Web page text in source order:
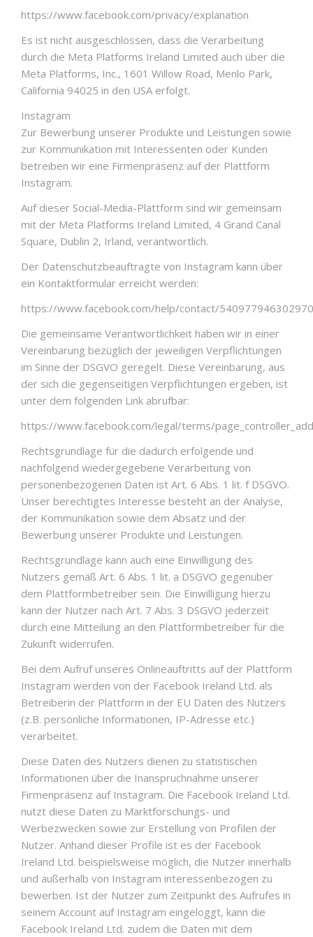
https://www.facebook.com/privacy/explanation
Es ist nicht ausgeschlossen, dass die Verarbeitung
durch die Meta Platforms Ireland Limited auch über die
Meta Platforms, Inc., 1601 Willow Road, Menlo Park,
California 94025 in den USA erfolgt.
Instagram
Zur Bewerbung unserer Produkte und Leistungen sowie
zur Kommunikation mit Interessenten oder Kunden
betreiben wir eine Firmenpräsenz auf der Plattform
Instagram.
Auf dieser Social-Media-Plattform sind wir gemeinsam
mit der Meta Platforms Ireland Limited, 4 Grand Canal
Square, Dublin 2, Irland, verantwortlich.
Der Datenschutzbeauftragte von Instagram kann über
ein Kontaktformular erreicht werden:
https://www.facebook.com/help/contact/540977946302970
Die gemeinsame Verantwortlichkeit haben wir in einer
Vereinbarung bezüglich der jeweiligen Verpflichtungen
im Sinne der DSGVO geregelt. Diese Vereinbarung, aus
der sich die gegenseitigen Verpflichtungen ergeben, ist
unter dem folgenden Link abrufbar:
https://www.facebook.com/legal/terms/
Rechtsgrundlage für die dadurch erfolgende und
nachfolgend wiedergegebene Verarbeitung von
personenbezogenen Daten ist Art. 6 Abs. 1 lit. f DSGVO.
Unser berechtigtes Interesse besteht an der Analyse,
der Kommunikation sowie dem Absatz und der
Bewerbung unserer Produkte und Leistungen.
Rechtsgrundlage kann auch eine Einwilligung des
Nutzers gemäß Art. 6 Abs. 1 lit. a DSGVO gegenüber
dem Plattformbetreiber sein. Die Einwilligung hierzu
kann der Nutzer nach Art. 7 Abs. 3 DSGVO jederzeit
durch eine Mitteilung an den Plattformbetreiber für die
Zukunft widerrufen.
Bei dem Aufruf unseres Onlineauftritts auf der Plattform
Instagram werden von der Facebook Ireland Ltd. als
Betreiberin der Plattform in der EU Daten des Nutzers
(z.B. persönliche Informationen, IP-Adresse etc.)
verarbeitet.
Diese Daten des Nutzers dienen zu statistischen
Informationen über die Inanspruchnahme unserer
Firmenpräsenz auf Instagram. Die Facebook Ireland Ltd.
nutzt diese Daten zu Marktforschungs- und
Werbezwecken sowie zur Erstellung von Profilen der
Nutzer. Anhand dieser Profile ist es der Facebook
Ireland Ltd. beispielsweise möglich, die Nutzer innerhalb
und außerhalb von Instagram interessenbezogen zu
bewerben. Ist der Nutzer zum Zeitpunkt des Aufrufes in
seinem Account auf Instagram eingeloggt, kann die
Facebook Ireland Ltd. zudem die Daten mit dem